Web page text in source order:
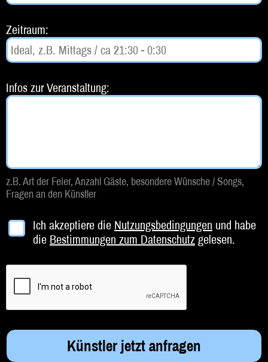
Beratung
Impressum
Zeitraum:
Infos zur Veranstaltung:
z.B. Art der Feier, Anzahl Gäste, besondere Wünsche / Songs,
Fragen an den Künstler
Ich akzeptiere die Nutzungsbedingungen und habe
die Bestimmungen zum Datenschutzgelesen.